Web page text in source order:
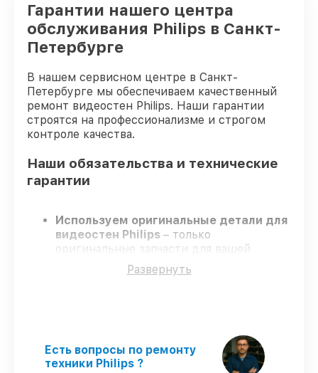
Гарантии нашего центра
обслуживания Philips в Санкт-
Петербурге
В нашем сервисном центре в Санкт-
Петербурге мы обеспечиваем качественный
ремонт видеостен Philips. Наши гарантии
строятся на профессионализме и строгом
контроле качества.
Наши обязательства и технические
гарантии
Используем оригинальные детали для
видеостен Philips – только
оригинальные запчасти для вашей
Сертифицированные мастера
– ремонт видеостен
Philips без бесконечных переносов.
Поддержка после ремонта – на все
Развернуть
Есть вопросы по ремонту
техники Philips ?